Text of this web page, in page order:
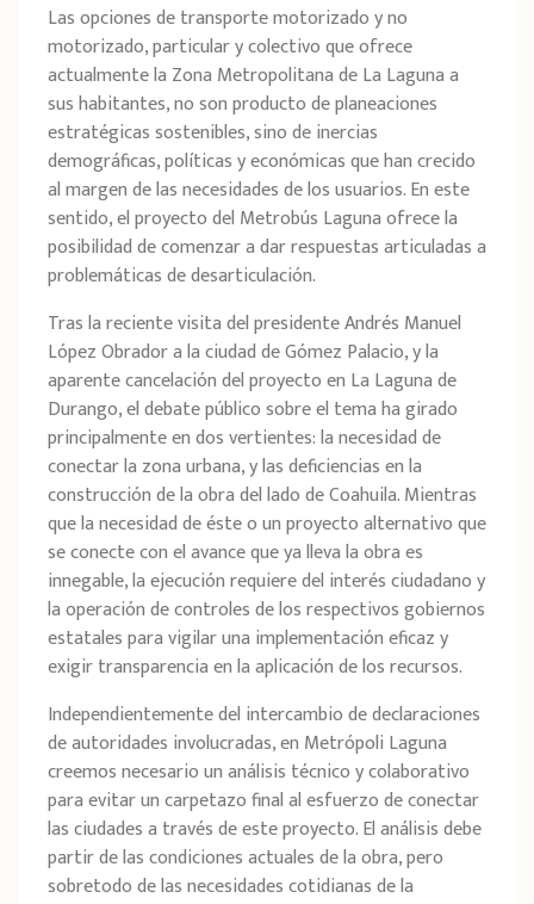
Las opciones de transporte motorizado y no
motorizado, particular y colectivo que ofrece
actualmente la Zona Metropolitana de La Laguna a
sus habitantes, no son producto de planeaciones
estratégicas sostenibles, sino de inercias
demográficas, políticas y económicas que han crecido
al margen de las necesidades de los usuarios. En este
sentido, el proyecto del Metrobús Laguna ofrece la
posibilidad de comenzar a dar respuestas articuladas a
problemáticas de desarticulación.
Tras la reciente visita del presidente Andrés Manuel
López Obrador a la ciudad de Gómez Palacio, y la
aparente cancelación del proyecto en La Laguna de
Durango, el debate público sobre el tema ha girado
principalmente en dos vertientes: la necesidad de
conectar la zona urbana, y las deficiencias en la
construcción de la obra del lado de Coahuila. Mientras
que la necesidad de éste o un proyecto alternativo que
se conecte con el avance que ya lleva la obra es
innegable, la ejecución requiere del interés ciudadano y
la operación de controles de los respectivos gobiernos
estatales para vigilar una implementación eficaz y
exigir transparencia en la aplicación de los recursos.
Independientemente del intercambio de declaraciones
de autoridades involucradas, en Metrópoli Laguna
creemos necesario un análisis técnico y colaborativo
para evitar un carpetazo final al esfuerzo de conectar
las ciudades a través de este proyecto. El análisis debe
partir de las condiciones actuales de la obra, pero
sobretodo de las necesidades cotidianas de la